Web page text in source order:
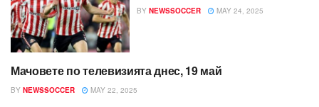
BY NEWSSOCCER MAY 24, 2025
BLOG
Мачовете по телевизията днес, 19 май
BY NEWSSOCCER MAY 22, 2025